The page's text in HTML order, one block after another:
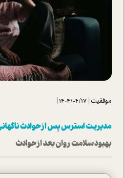
موفقیت|
1404/04/17
|
مدیریت استرس پس از حوادث
بهبود سلامت روان بعد از حوادث